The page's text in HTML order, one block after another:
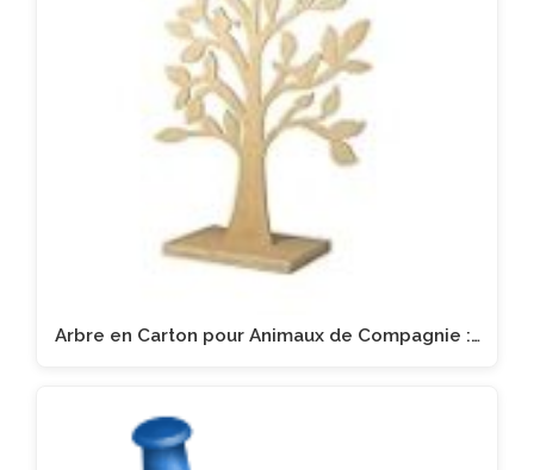
Arbre en Carton pour Animaux de Compagnie :…